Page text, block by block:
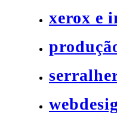
xerox e